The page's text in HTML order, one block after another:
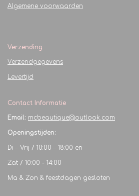
Algemene voorwaarden
Verzending
Verzendgegevens
Levertijd
Contact Informatie
Email: mcbeautique@outlook.com
Openingstijden:
Di - Vrij / 10:00 - 18:00 en
Zat / 10:00 - 14:00
Ma & Zon & feestdagen gesloten